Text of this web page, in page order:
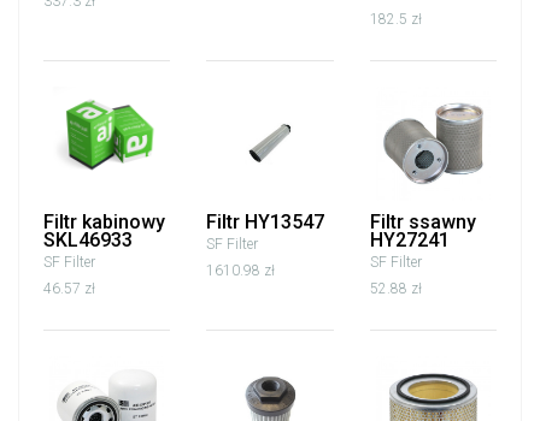
182.5 zł
Filtr kabinowy
SKL46933
SF Filter
46.57 zł
Filtr HY13547
SF Filter
1610.98 zł
Filtr ssawny
HY27241
SF Filter
52.88 zł